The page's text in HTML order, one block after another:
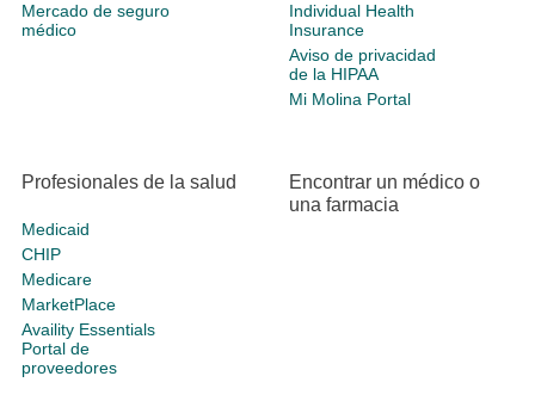
Mercado de seguro
médico
Individual Health
Insurance
Aviso de privacidad
de la HIPAA
Mi Molina Portal
Profesionales de la salud
Medicaid
CHIP
Medicare
MarketPlace
Availity Essentials
Portal de
proveedores
Encontrar un médico o
una farmacia